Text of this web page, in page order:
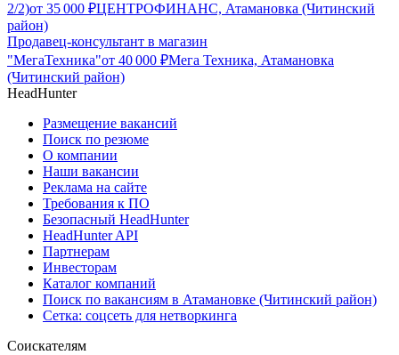
2/2)от 35 000 ₽ЦЕНТРОФИНАНС, Атамановка (Читинский
район)
Продавец-консультант в магазин
"МегаТехника"от 40 000 ₽Мега Техника, Атамановка
(Читинский район)
HeadHunter
Размещение вакансий
Поиск по резюме
О компании
Наши вакансии
Реклама на сайте
Требования к ПО
Безопасный HeadHunter
HeadHunter API
Партнерам
Инвесторам
Каталог компаний
Поиск по вакансиям в Атамановке (Читинский район)
Сетка: соцсеть для нетворкинга
Соискателям